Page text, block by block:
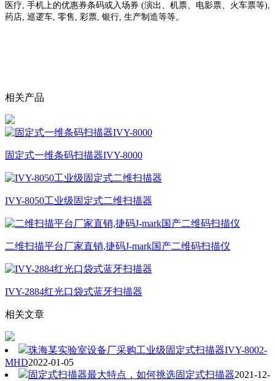
医疗, 手机上的优惠券条码或入场券 (演出、机票、电影票、火车票等),
药店, 巡逻车, 零售, 彩票, 银行, 生产制造等等。
相关产品
固定式一维条码扫描器IVY-8000
IVY-8050工业级固定式二维扫描器
二维扫描平台厂家直销,捷码J-mark国产二维码扫描仪
IVY-2884红光口袋式蓝牙扫描器
相关文章
珠海某实验室设备厂采购工业级固定式扫描器IVY-8002-
MHD2022-01-05
固定式扫描器最大特点，如何挑选固定式扫描器2021-12-